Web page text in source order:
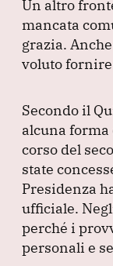
Un altro
mancata
grazia.
voluto
Secondo il
alcuna forma
corso del
state
Presidenza
ufficiale.
perché i
personali e